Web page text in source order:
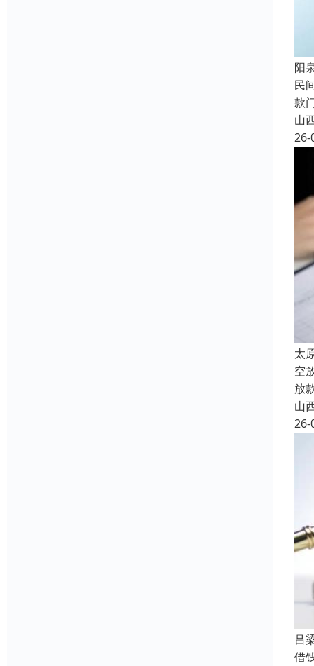
阳
民
款
山
26-
太
空
放
山
26-
吕
借